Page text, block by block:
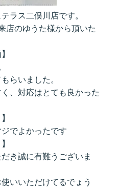
ラス二俣川店です。
店のゆうた様から頂いた
らいました。
、対応はとても良かった
でよかったです
き誠に有難うございま
いいただけてるでょう